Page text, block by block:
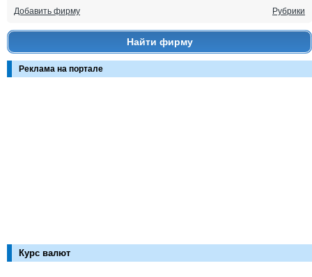
Добавить фирму Рубрики
Найти фирму
Реклама на портале
Курс валют